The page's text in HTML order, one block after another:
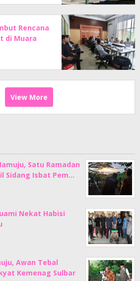
Rencana
di Muara
View More
Satu Ramadan
Sidang Isbat Pem…
Nekat Habisi
Awan Tebal
Kemenag Sulbar